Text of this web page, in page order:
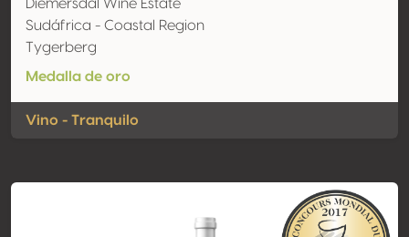
Diemersdal Wine Estate
Sudáfrica - Coastal Region
Tygerberg
Medalla de oro
Vino - Tranquilo